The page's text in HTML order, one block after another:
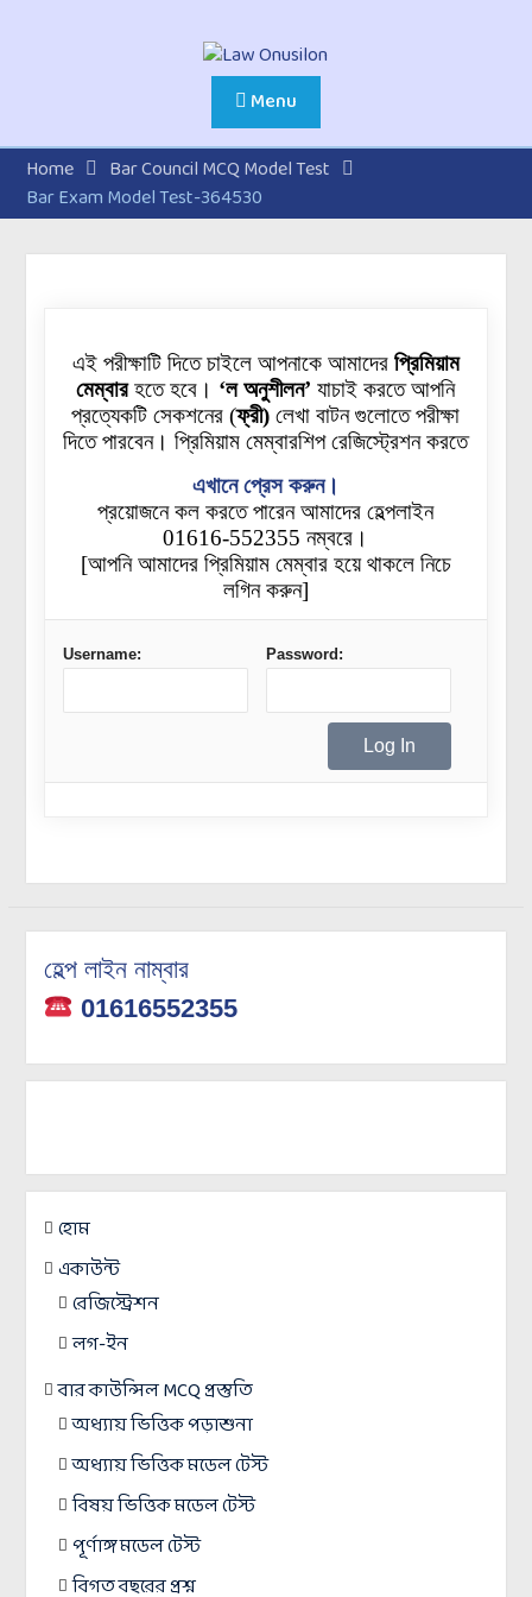
Menu
Home
Bar Council MCQ Model Test
Bar Exam Model Test-364530
এই পরীক্ষাটি দিতে চাইলে আপনাকে আমাদের প্রিমিয়াম
মেম্বারহতে হবে। ‘ল অনুশীলন’ যাচাই করতে আপনি
প্রত্যেকটিসেকশনের (ফ্রী) লেখা বাটন গুলোতে পরীক্ষা
দিতে পারবেন। প্রিমিয়াম মেম্বারশিপ রেজিস্ট্রেশন করতে
এখানে প্রেস করুন।
প্রয়োজনে কল করতে পারেন আমাদের হেল্পলাইন
01616-552355 নম্বরে।
[আপনি আমাদের প্রিমিয়াম মেম্বার হয়ে থাকলে নিচে
লগিন করুন]
Username: Password:
হেল্প লাইন নাম্বার
01616552355
হোম
একাউন্ট
রেজিস্ট্রেশন
লগ-ইন
বার কাউন্সিল MCQ প্রস্তুতি
অধ্যায় ভিত্তিক পড়াশুনা
অধ্যায় ভিত্তিক মডেল টেস্ট
বিষয় ভিত্তিক মডেল টেস্ট
পূর্ণাঙ্গ মডেল টেস্ট
বিগত বছরের প্রশ্ন